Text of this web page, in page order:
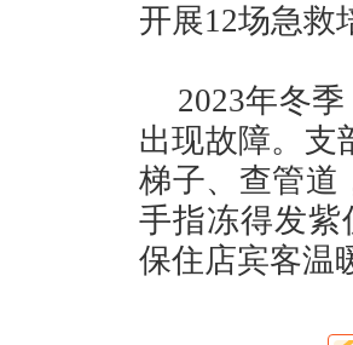
开展12场急救
2023年冬
出现故障。支
梯子、查管道
手指冻得发
保住店宾客温